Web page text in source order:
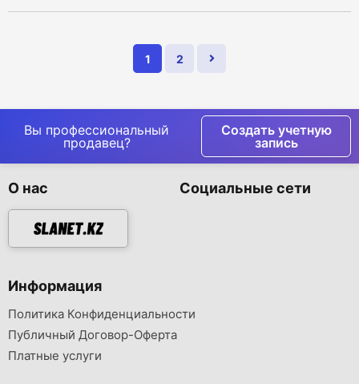
1 2
Вы профессиональный
продавец?
Создать учетную
запись
О нас Социальные сети
Информация
Политика Конфиденциальности
Публичный Договор-Оферта
Платные услуги